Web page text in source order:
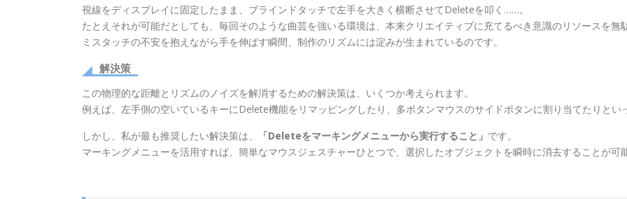
視線をディスプレイに固定したまま、ブラインドタッチで左手を大きく横断させてDeleteを叩く……。
たとえそれが可能だとしても、毎回そのような曲芸を強いる環境は、本来クリエイティブに充てるべき意識のリソースを無
ミスタッチの不安を抱えながら手を伸ばす瞬間、制作のリズムには淀みが生まれているのです。
解決策
この物理的な距離とリズムのノイズを解消するための解決策は、いくつか考えられます。
例えば、左手側の空いているキーにDelete機能をリマッピングしたり、多ボタンマウスのサイドボタンに割り当てたりとい
しかし、私が最も推奨したい解決策は、
「Deleteをマーキングメニューから実行すること」 です。
マーキングメニューを活用すれば、簡単なマウスジェスチャーひとつで、選択したオブジェクトを瞬時に消去することが可